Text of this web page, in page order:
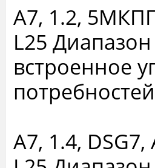
А7, 1.2,
L25
встроенное
потребностей
А7, 1.4,